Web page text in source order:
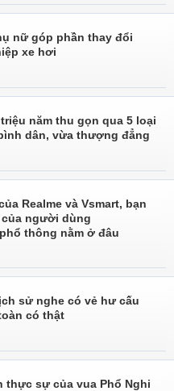
nữ góp phần thay đổi
xe hơi
năm thu gọn qua 5 loại
dân, vừa thượng đẳng
Realme và Vsmart, bạn
người dùng
thông nằm ở đâu
sử nghe có vẻ hư cấu
có thật
thực sự của vua Phổ Nghi